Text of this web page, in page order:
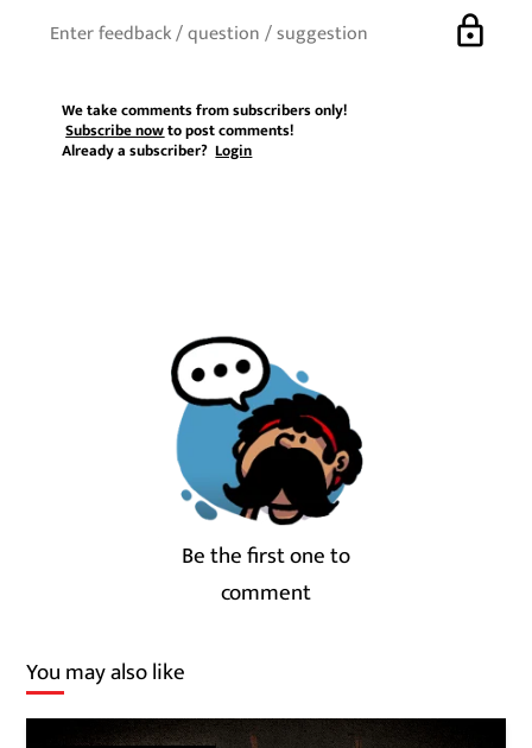
lock
We take comments from subscribers only!
Subscribe nowto post comments!
Already a subscriber?Login
Be the first one to
comment
You may also like